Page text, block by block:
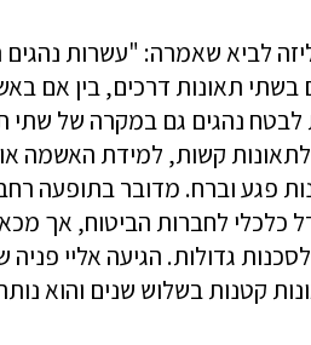
לביא שאמרה: "עשרות נהגים
בשתי תאונות דרכים, בין אם
נהגים גם במקרה של שתי
לתאונות קשות, למידת האשמה
פגע וברח. מדובר בתופעה
כלכלי לחברות הביטוח, אך
קטנות בשלוש שנים והוא